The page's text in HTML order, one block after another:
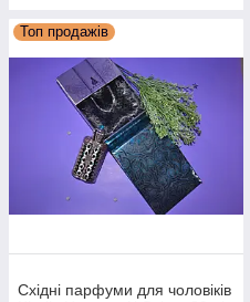
Топ продажів
Східні парфуми для чоловіків